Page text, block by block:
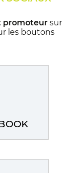
promoteur sur
les boutons